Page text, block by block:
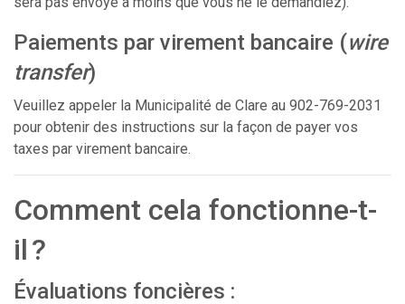
Paiements par virement bancaire (wire
transfer)
Veuillez appeler la Municipalité de Clare au 902-769-2031
pour obtenir des instructions sur la façon de payer vos
taxes par virement bancaire.
Comment cela fonctionne-t-
il ?
Évaluations foncières :